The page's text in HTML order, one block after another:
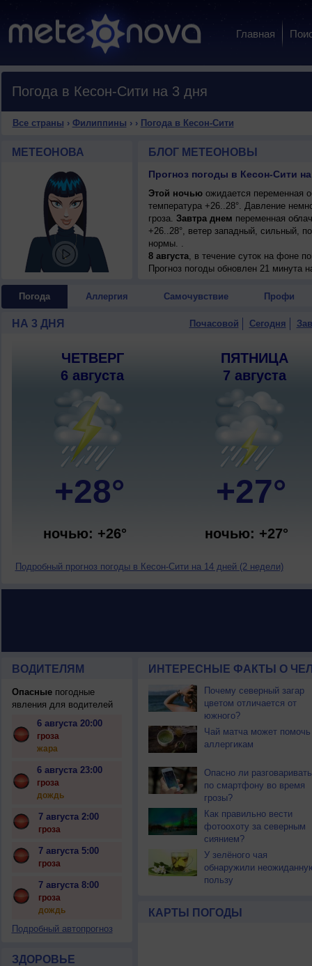
Главная
Погода в Кесон-Сити на 3 дня
Все страны › Филиппины › › Погода в Кесон-Сити
МЕТЕОНОВА БЛОГ МЕТЕОНОВЫ
Прогноз погоды в Кесон-Сити
Этой ночьюожидается переменная
температура +26..28°. Давление
гроза. Завтра днем переменная
+26..28°, ветер западный, сильный,
нормы. .
8 августа, в течение суток на фоне
переменная облачность, сильный
Прогноз погоды обновлен 21 минута
Погода Аллергия Самочувствие Профи
НА 3 ДНЯ Почасовой Сегодня
ЧЕТВЕРГ
6 августа
+28°
ночью: +26°
ПЯТНИЦА
7 августа
+27°
ночью: +27°
Подробный прогноз погоды в Кесон-Сити на 14 дней (2 недели)
ВОДИТЕЛЯМ
Опасныепогодные
явления для водителей
6 августа 20:00
гроза
жара
6 августа 23:00
гроза
дождь
7 августа 2:00
гроза
7 августа 5:00
гроза
7 августа 8:00
гроза
дождь
Подробный автопрогноз
ЗДОРОВЬЕ
ИНТЕРЕСНЫЕ ФАКТЫ О
Почему северный загар
цветом отличается от
южного?
Чай матча может помочь
аллергикам
Опасно ли разговаривать
по смартфону во время
грозы?
Как правильно вести
фотоохоту за северным
сиянием?
У зелёного чая
обнаружили
пользу
КАРТЫ ПОГОДЫ